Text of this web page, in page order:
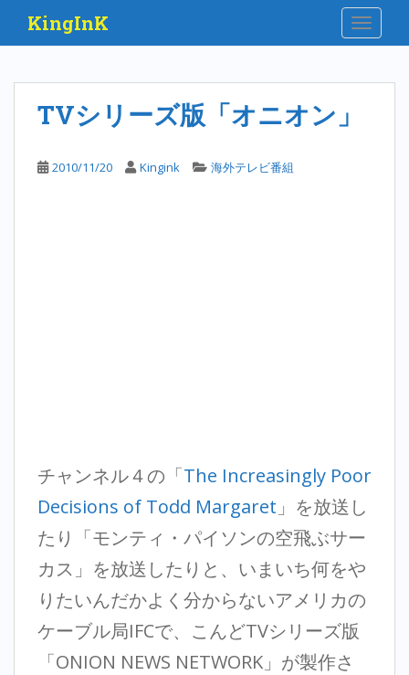
i
KingInK
TVシリーズ版「オニオン」
2010/11/20 Kingink 海外テレビ番組
チャンネル４の「The Increasingly Poor
Decisions of Todd Margaret 」を放送し
たり「モンティ・パイソンの空飛ぶサー
カス」を放送したりと、いまいち何をや
りたいんだかよく分からないアメリカの
ケーブル局IFCで、こんどTVシリーズ版
「ONION NEWS NETWORK」が製作さ